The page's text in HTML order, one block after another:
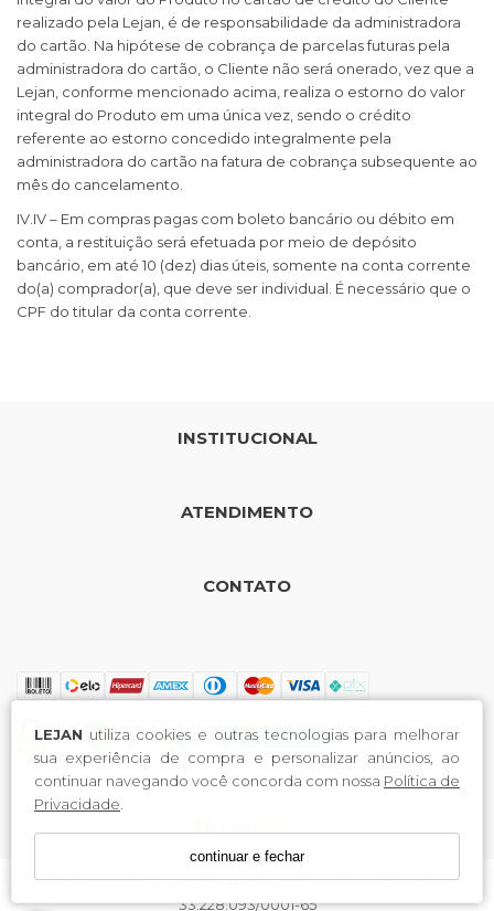
LEJAN utiliza cookies e outras tecnologias para melhorar
sua experiência de compra e personalizar anúncios, ao
continuar navegando você concorda com nossa Política de
Privacidade
continuar e fechar
realizado pela Lejan, é de responsabilidade da administradora
do cartão. Na hipótese de cobrança de parcelas futuras pela
administradora do cartão, o Cliente não será onerado, vez que a
Lejan, conforme mencionado acima, realiza o estorno do valor
integral do Produto em uma única vez, sendo o crédito
referente ao estorno concedido integralmente pela
administradora do cartão na fatura de cobrança subsequente ao
mês do cancelamento.
IV.IV – Em compras pagas com boleto bancário ou débito em
conta, a restituição será efetuada por meio de depósito
bancário, em até 10 (dez) dias úteis, somente na conta corrente
do(a) comprador(a), que deve ser individual. É necessário que o
CPF do titular da conta corrente.
INSTITUCIONAL
ATENDIMENTO
CONTATO
Lejan Industria e Comercio de Confeccoes LTDA / CNPJ:
33.228.093/0001-65